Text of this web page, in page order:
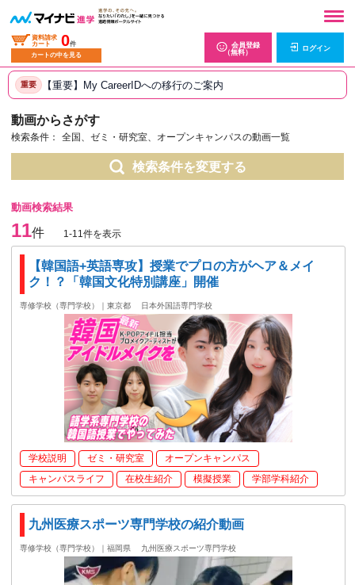
資料請求
カート
0件
カートの中を見る
会員登録
（無料）
ログイン
重要 【重要】My CareerIDへの移行のご案内
動画からさがす
検索条件： 全国、ゼミ・研究室、オープンキャンパスの動画一覧
検索条件を変更する
動画検索結果
11件 1-11件を表示
【韓国語+英語専攻】授業でプロの方がヘア＆メイ
ク！？「韓国文化特別講座」開催
専修学校（専門学校）｜東京都 日本外国語専門学校
学校説明 ゼミ・研究室
オープンキャンパス
キャンパスライフ
在校生紹介 模擬授業 学部学科紹介
九州医療スポーツ専門学校の紹介動画
専修学校（専門学校）｜福岡県 九州医療スポーツ専門学校